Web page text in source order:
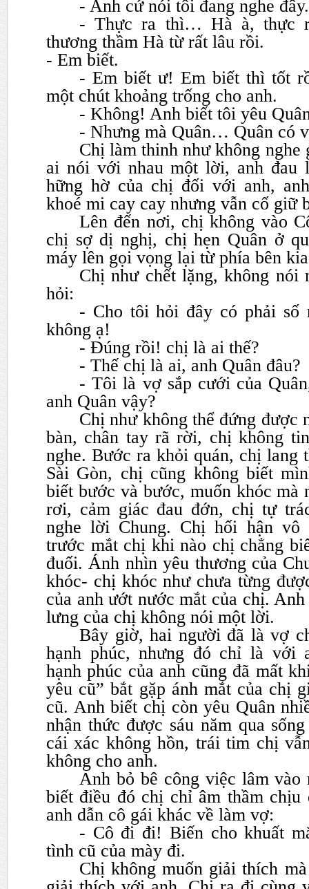
- Anh cứ nói tôi đang nghe đây.
- Thực ra thì… Hà à, thực
thương thầm Hà từ rất lâu rồi.
- Em biết.
- Em biết ư! Em biết thì tốt
một chút khoảng trống cho anh.
- Không! Anh biết tôi yêu
- Nhưng mà Quân… Quân có
Chị làm thinh như không
ai nói với nhau một lời, anh đau
hững hờ của chị đối với anh,
khoé mi cay cay nhưng vẫn cố giữ
Lên đến nơi, chị không vào
chị sợ dị nghị, chị hẹn Quân ở
máy lên gọi vọng lại từ phía bên
Chị như chết lặng, không nói
hỏi:
- Cho tôi hỏi đây có phải số
không ạ!
- Đúng rồi! chị là ai thế?
- Thế chị là ai, anh Quân đâu?
- Tôi là vợ sắp cưới của
anh Quân vậy?
Chị như không thể đứng được
bàn, chân tay rã rời, chịkhông
nghe. Bước ra khỏi quán, chị lang
Sài Gòn, chị cũng không biết
biết bước và bước, muốn khóc mà
rơi, cảm giác đau đớn, chị tự
nghe lời Chung. Chị hối hận vô
trước mắt chị khi nào chị chẳng
đuối. Ánh nhìn yêu thương của
khóc- chị khóc như chưa từng
của anh ướt nướcmắt của chị.
lưng của chị không nói một lời.
Bây giờ, hai người đã là vợ
hạnh phúc,nhưng đó chỉ là với
hạnh phúc của anh cũng đã mất
yêu cũ” bắt gặp ánh mắt của chị
cũ. Anh biết chị còn yêu Quân
nhận thức được sáu năm qua
cái xác không hồn, trái tim chị
không cho anh.
Anh bỏ bê công việc lâm vào
biết điều đó chị chỉ âm thầm chịu
anh dẫn cô gái khác về làm vợ:
- Cô đi đi! Biến cho khuất
tình cũ của mày đi.
Chị không muốn giải thích